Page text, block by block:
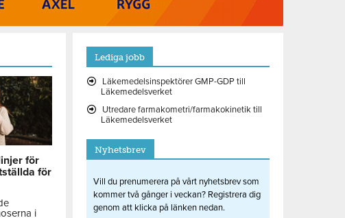
för
för
i
Lediga jobb
Läkemedelsinspektörer GMP-GDP till
Läkemedelsverket
Utredare farmakometri/farmakokinetik till
Läkemedelsverket
Nyhetsbrev
Vill du prenumerera på vårt nyhetsbrev som
kommer två gånger i veckan? Registrera dig
genom att klicka på länken nedan.